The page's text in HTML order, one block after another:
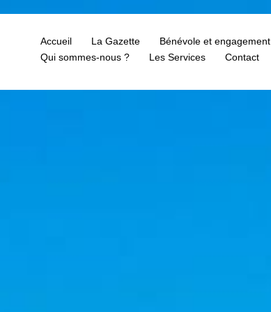
Accueil La Gazette Bénévole et engagement
Qui sommes-nous ?
Les Services Contact